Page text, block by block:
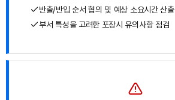
반출/반입 순서 협의 및 예상 소요시간 산출
부서 특성을 고려한 포장시 유의사항 점검